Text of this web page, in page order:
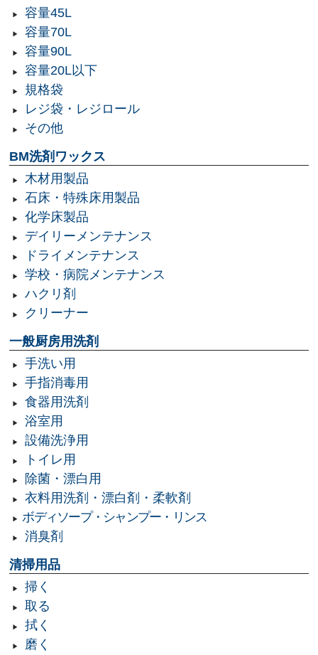
容量45L
容量70L
容量90L
容量20L以下
規格袋
レジ袋・レジロール
その他
BM洗剤ワックス
木材用製品
石床・特殊床用製品
化学床製品
デイリーメンテナンス
ドライメンテナンス
学校・病院メンテナンス
ハクリ剤
クリーナー
一般厨房用洗剤
手洗い用
手指消毒用
食器用洗剤
浴室用
設備洗浄用
トイレ用
除菌・漂白用
衣料用洗剤・漂白剤・柔軟剤
ボディソープ・シャンプー・リンス
消臭剤
清掃用品
掃く
取る
拭く
磨く